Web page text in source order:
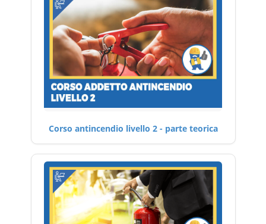
Corso antincendio livello 2 - parte teorica